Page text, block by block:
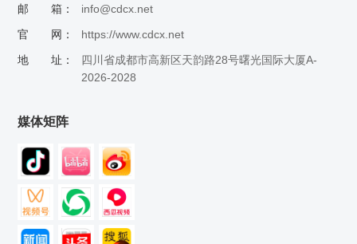
邮 箱：
info@cdcx.net
官 网：
https://www.cdcx.net
地 址：
四川省成都市高新区天韵路28号曙光国际大厦A-
2026-2028
媒体矩阵